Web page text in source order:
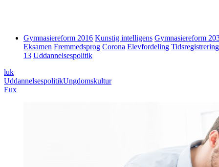
Gymnasiereform 2016 Kunstig intelligens Gymnasiereform
Eksamen Fremmedsprog Corona Elevfordeling Tidsregistrering
13 Uddannelsespolitik
luk
UddannelsespolitikUngdomskultur
Eux